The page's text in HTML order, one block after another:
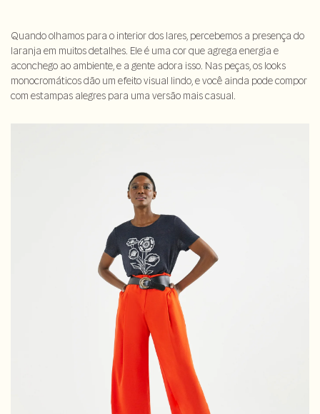
Quando olhamos para o interior dos lares, percebemos a presença do
laranja em muitos detalhes. Ele é uma cor que agrega energia e
aconchego ao ambiente, e a gente adora isso. Nas peças, os looks
monocromáticos dão um efeito visual lindo, e você ainda pode compor
com estampas alegres para uma versão mais casual.